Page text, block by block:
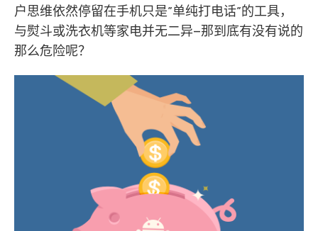
户思维依然停留在手机只是”单纯打电话”的工具，
与熨斗或洗衣机等家电并无二异–那到底有没有说的
那么危险呢？